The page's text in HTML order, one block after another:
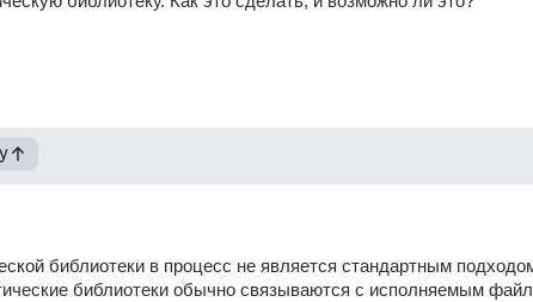
библиотеки в процесс не является стандартным
библиотеки обычно связываются с исполняемым